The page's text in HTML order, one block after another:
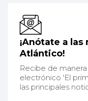
¡Anótate a
Atlántico!
Recibe de
electrónico 'El
las principales